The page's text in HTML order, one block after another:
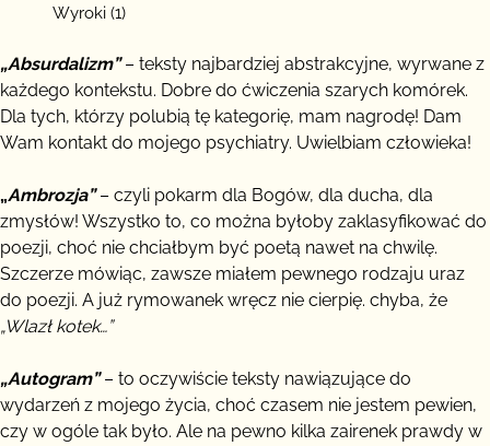
Wyroki (1)
„Absurdalizm”– teksty najbardziej abstrakcyjne, wyrwane z
każdego kontekstu. Dobre do ćwiczenia szarych komórek.
Dla tych, którzy polubią tę kategorię, mam nagrodę! Dam
Wam kontakt do mojego psychiatry. Uwielbiam człowieka!
„Ambrozja”– czyli pokarm dla Bogów, dla ducha, dla
zmysłów! Wszystko to, co można byłoby zaklasyfikować do
poezji, choć nie chciałbym być poetą nawet na chwilę.
Szczerze mówiąc, zawsze miałem pewnego rodzaju uraz
do poezji. A już rymowanek wręcz nie cierpię. chyba, że
„Wlazł kotek…”
„Autogram”– to oczywiście teksty nawiązujące do
wydarzeń z mojego życia, choć czasem nie jestem pewien,
czy w ogóle tak było. Ale na pewno kilka zairenek prawdy w